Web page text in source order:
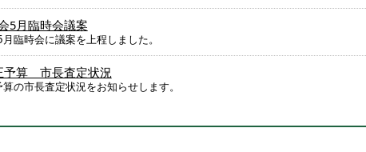
5月臨時会議案
臨時会に議案を上程しました。
予算 市長査定状況
の市長査定状況をお知らせします。